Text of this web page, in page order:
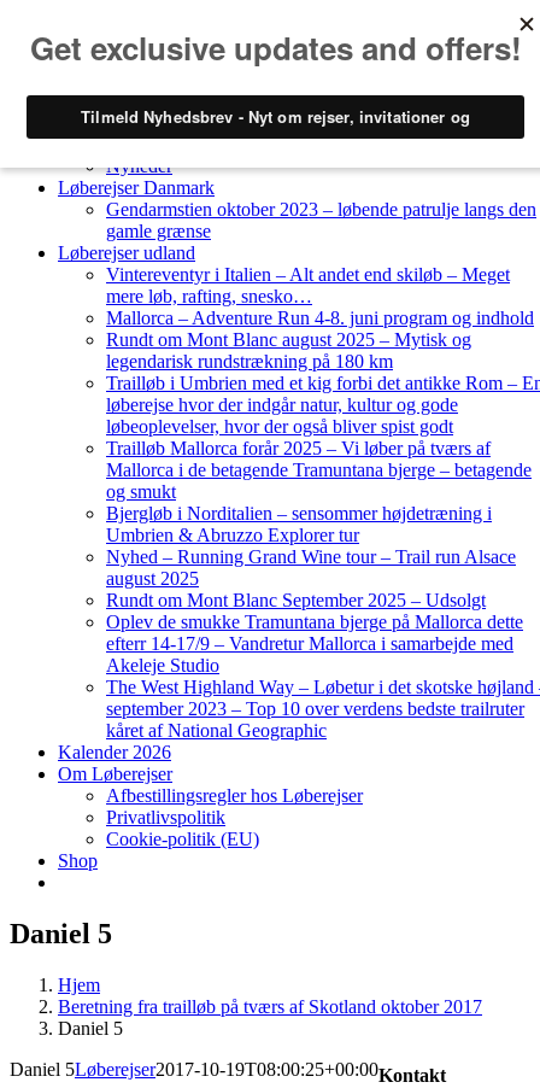
Løberejser
Nyheder
Løberejser Danmark
Gendarmstien oktober 2023 – løbende patrulje langs den
gamle grænse
Løberejser udland
Vintereventyr i Italien – Alt andet end skiløb – Meget
mere løb, rafting, snesko…
Mallorca – Adventure Run 4-8. juni program og indhold
Rundt om Mont Blanc august 2025 – Mytisk og
legendarisk rundstrækning på 180 km
Trailløb i Umbrien med et kig forbi det antikke Rom –
løberejse hvor der indgår natur, kultur og gode
løbeoplevelser, hvor der også bliver spist godt
Trailløb Mallorca forår 2025 – Vi løber på tværs af
Mallorca i de betagende Tramuntana bjerge – betagende
og smukt
Bjergløb i Norditalien – sensommer højdetræning i
Umbrien & Abruzzo Explorer tur
Nyhed – Running Grand Wine tour – Trail run Alsace
august 2025
Rundt om Mont Blanc September 2025 – Udsolgt
Oplev de smukke Tramuntana bjerge på Mallorca dette
efterr 14-17/9 – Vandretur Mallorca i samarbejde med
Akeleje Studio
The West Highland Way – Løbetur i det skotske højland
september 2023 – Top 10 over verdens bedste trailruter
kåret af National Geographic
Kalender 2026
Om Løberejser
Afbestillingsregler hos Løberejser
Privatlivspolitik
Cookie-politik (EU)
Shop
Daniel 5
Hjem
Beretning fra trailløb på tværs af Skotland oktober 2017
Daniel 5
Daniel 5Løberejser2017-10-19T08:00:25+00:00Kontakt